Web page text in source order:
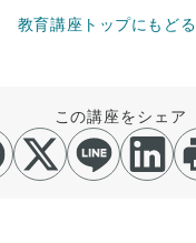
教育講座トップにもどる
この講座をシェア